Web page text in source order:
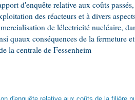
d'enquête relative aux coûts
des réacteurs et à divers
de lélectricité nucléaire,
quaux conséquences de la fermeture
la centrale de Fessenheim